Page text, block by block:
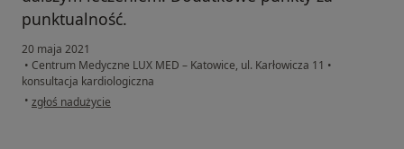
punktualność.
20 maja 2021
• Centrum Medyczne LUX MED – Katowice, ul. Karłowicza 11 •
konsultacja kardiologiczna
• w opinii użytkownika RB
zgłoś nadużycie